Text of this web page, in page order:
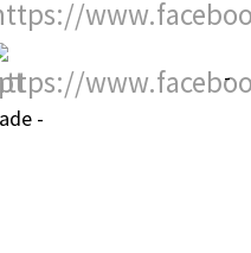
-
-